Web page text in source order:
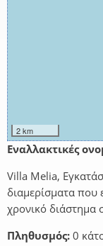
2 km
Εναλλακτικές
Villa Melia,
διαμερίσματα που
χρονικό διάστημα
Πληθυσμός: 0